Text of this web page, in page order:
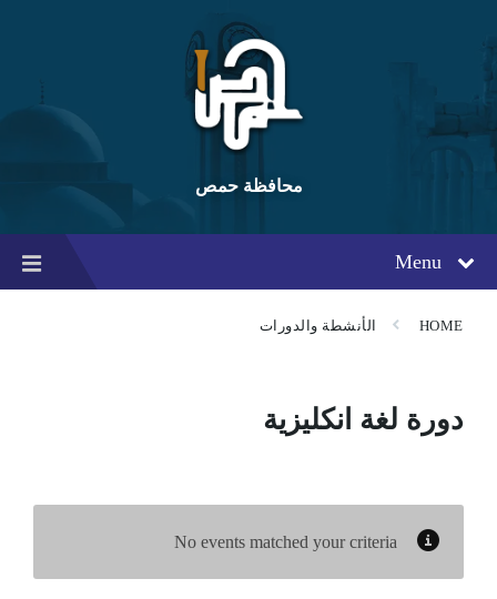
content
main
navigation
footer
محافظة حمص
Menu
HOME الأنشطة والدورات
دورة لغة انكليزية
No events matched your criteria